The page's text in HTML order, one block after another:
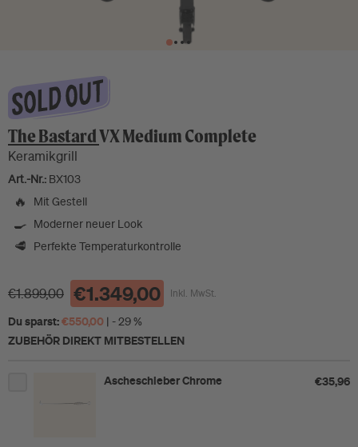
The Bastard VX Medium Complete
Keramikgrill
Art.-Nr.: BX103
🔥 Mit Gestell
🍳 Moderner neuer Look
🥩 Perfekte Temperaturkontrolle
€1.899,00 €1.349,00 Inkl. MwSt.
Du sparst:€550,00 | - 29 %
ZUBEHÖR DIREKT MITBESTELLEN
Ascheschieber Chrome €35,96